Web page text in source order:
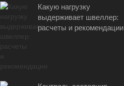
Какую нагрузку
выдерживает швеллер:
расчеты и рекомендации